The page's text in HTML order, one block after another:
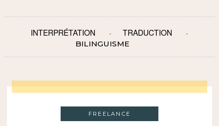
INTERPRÉTATION TRADUCTION
BILINGUISME
FREELANCE